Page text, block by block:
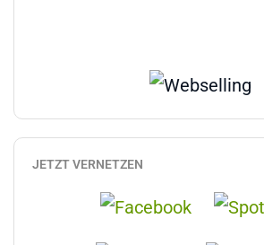
JETZT VERNETZEN